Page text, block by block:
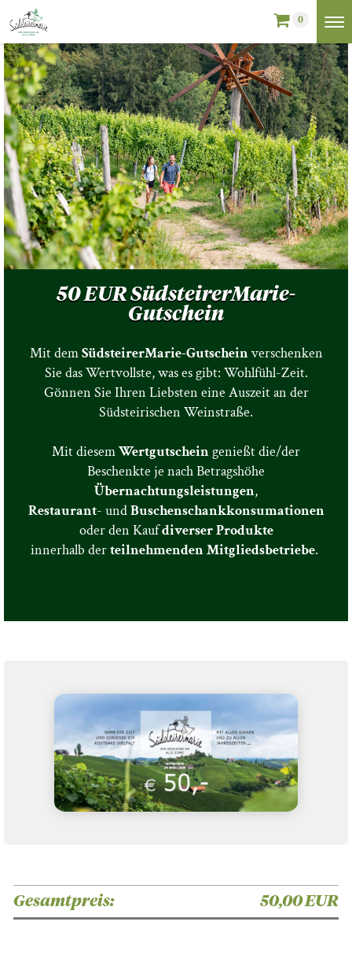
0
50 EUR SüdsteirerMarie-
Gutschein
Mit demSüdsteirerMarie-Gutscheinverschenken
Sie das Wertvollste, was es gibt: Wohlfühl-Zeit.
Gönnen Sie Ihren Liebsten eine Auszeit an der
Südsteirischen Weinstraße.
Mit diesemWertgutscheingenießt die/der
Beschenkte je nach Betragshöhe
Übernachtungsleistungen,
Restaurant- undBuschenschankkonsumationen
oder den KaufdiverserProdukte
innerhalb derteilnehmendenMitgliedsbetriebe.
Gesamtpreis: 50,00 EUR